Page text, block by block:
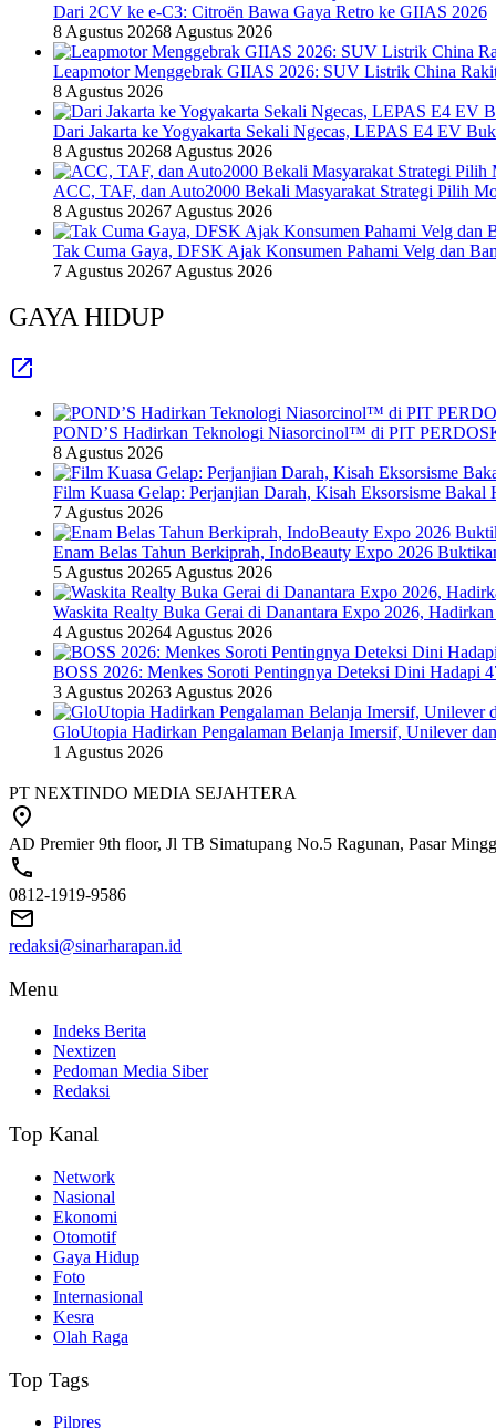
Dari 2CV ke e-C3: Citroën Bawa Gaya Retro ke GIIAS 2026
8 Agustus 20268 Agustus 2026
Leapmotor Menggebrak GIIAS 2026: SUV Listrik China
8 Agustus 2026
Dari Jakarta ke Yogyakarta Sekali Ngecas, LEPAS E4 EV
8 Agustus 20268 Agustus 2026
ACC, TAF, dan Auto2000 Bekali Masyarakat Strategi Pilih
8 Agustus 20267 Agustus 2026
Tak Cuma Gaya, DFSK Ajak Konsumen Pahami Velg dan
7 Agustus 20267 Agustus 2026
GAYA HIDUP
POND’S Hadirkan Teknologi Niasorcinol™ di PIT
8 Agustus 2026
Film Kuasa Gelap: Perjanjian Darah, Kisah Eksorsisme
7 Agustus 2026
Enam Belas Tahun Berkiprah, IndoBeauty Expo 2026
5 Agustus 20265 Agustus 2026
Waskita Realty Buka Gerai di Danantara Expo 2026,
4 Agustus 20264 Agustus 2026
BOSS 2026: Menkes Soroti Pentingnya Deteksi Dini Hadapi
3 Agustus 20263 Agustus 2026
GloUtopia Hadirkan Pengalaman Belanja Imersif, Unilever
1 Agustus 2026
PT NEXTINDO MEDIA SEJAHTERA
AD Premier 9th floor, Jl TB Simatupang No.5 Ragunan, Pasar
0812-1919-9586
redaksi@sinarharapan.id
Menu
Indeks Berita
Nextizen
Pedoman Media Siber
Redaksi
Top Kanal
Network
Nasional
Ekonomi
Otomotif
Gaya Hidup
Foto
Internasional
Kesra
Olah Raga
Top Tags
Pilpres